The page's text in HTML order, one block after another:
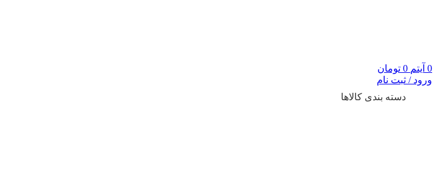
0 آیتم 0 تومان
ورود / ثبت نام
دسته بندی کالاها